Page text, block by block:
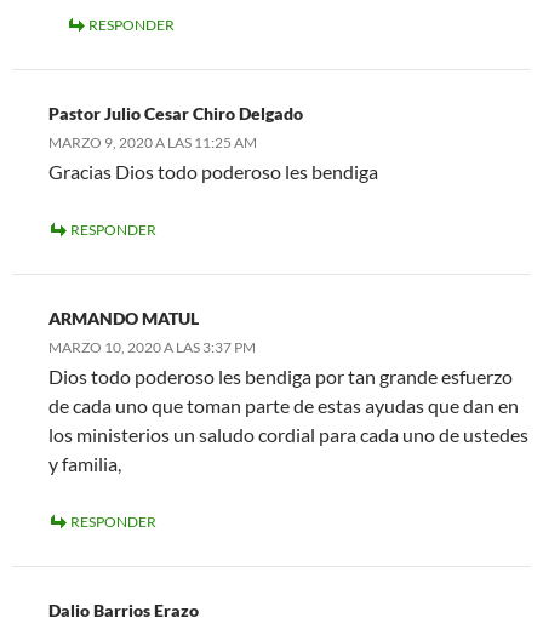
RESPONDER
Pastor Julio Cesar Chiro Delgado
MARZO 9, 2020 A LAS 11:25 AM
Gracias Dios todo poderoso les bendiga
RESPONDER
ARMANDO MATUL
MARZO 10, 2020 A LAS 3:37 PM
Dios todo poderoso les bendiga por tan grande esfuerzo
de cada uno que toman parte de estas ayudas que dan en
los ministerios un saludo cordial para cada uno de ustedes
y familia,
RESPONDER
Dalio Barrios Erazo